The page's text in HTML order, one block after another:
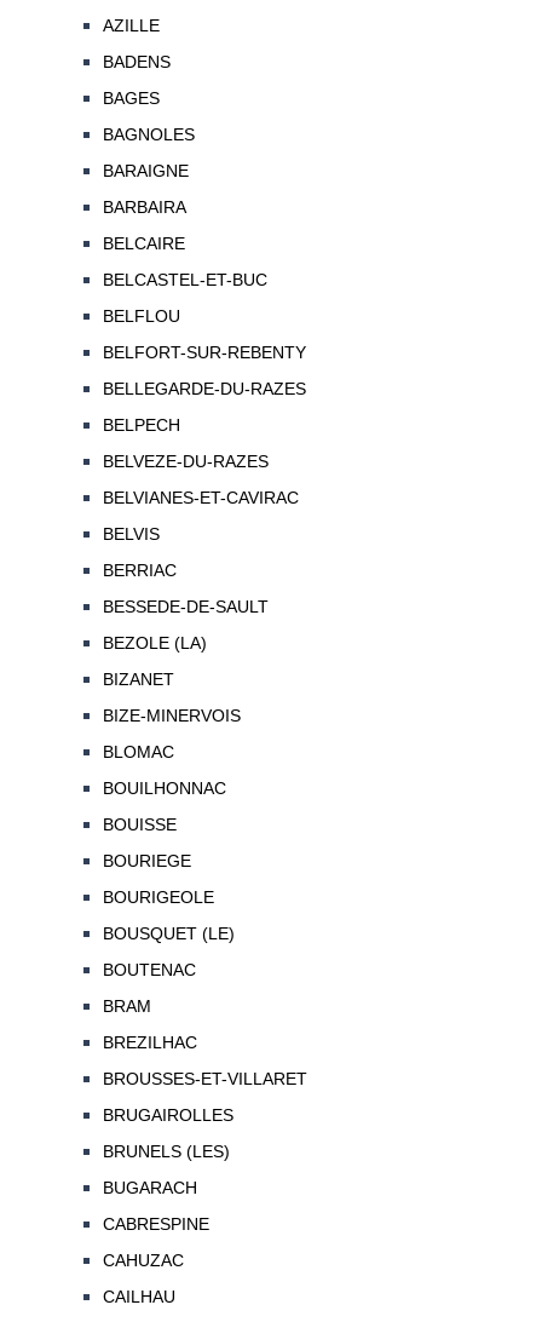
AZILLE
BADENS
BAGES
BAGNOLES
BARAIGNE
BARBAIRA
BELCAIRE
BELCASTEL-ET-BUC
BELFLOU
BELFORT-SUR-REBENTY
BELLEGARDE-DU-RAZES
BELPECH
BELVEZE-DU-RAZES
BELVIANES-ET-CAVIRAC
BELVIS
BERRIAC
BESSEDE-DE-SAULT
BEZOLE (LA)
BIZANET
BIZE-MINERVOIS
BLOMAC
BOUILHONNAC
BOUISSE
BOURIEGE
BOURIGEOLE
BOUSQUET (LE)
BOUTENAC
BRAM
BREZILHAC
BROUSSES-ET-VILLARET
BRUGAIROLLES
BRUNELS (LES)
BUGARACH
CABRESPINE
CAHUZAC
CAILHAU